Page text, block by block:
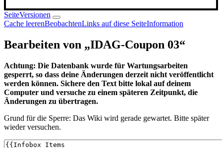
SeiteVersionen
Cache leerenBeobachtenLinks auf diese SeiteInformation
Bearbeiten von „IDAG-Coupon 03“
Achtung: Die Datenbank wurde für Wartungsarbeiten
gesperrt, so dass deine Änderungen derzeit nicht veröffentlicht
werden können. Sichere den Text bitte lokal auf deinem
Computer und versuche zu einem späteren Zeitpunkt, die
Änderungen zu übertragen.
Grund für die Sperre: Das Wiki wird gerade gewartet. Bitte später
wieder versuchen.